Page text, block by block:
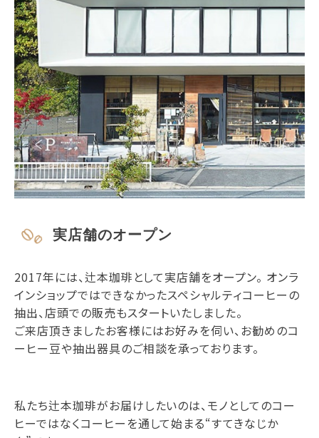
実店舗のオープン
2017年には、辻本珈琲として実店舗をオープン。 オンラ
インショップではできなかったスペシャルティコーヒーの
抽出、店頭での販売もスタートいたしました。
ご来店頂きましたお客様にはお好みを伺い、お勧めのコ
ーヒー豆や抽出器具のご相談を承っております。
私たち辻本珈琲がお届けしたいのは、モノとしてのコー
ヒーではなくコーヒーを通して始まる“すてきなじか